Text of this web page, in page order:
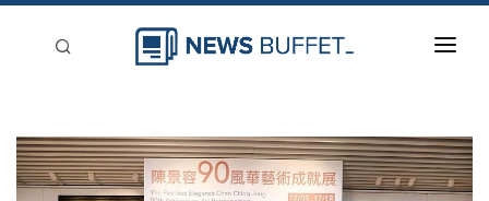
新聞稿分類
登入